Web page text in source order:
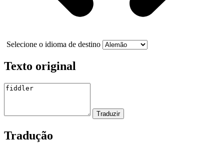
Selecione o idioma de destino
Texto original
Tradução